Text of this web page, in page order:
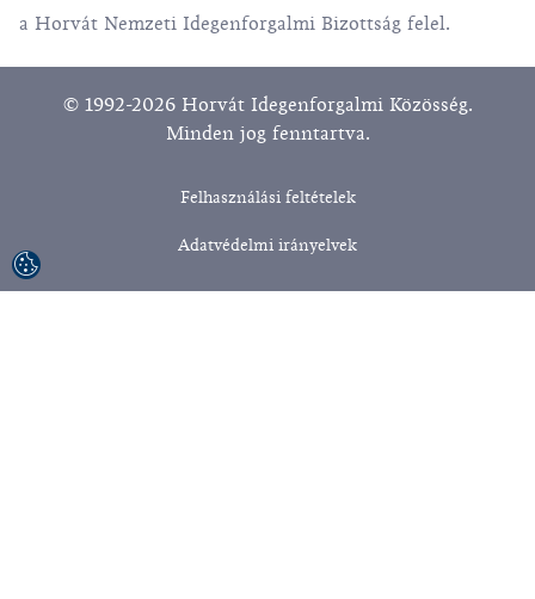
a Horvát Nemzeti Idegenforgalmi Bizottság felel.
© 1992-2026 Horvát Idegenforgalmi Közösség.
Minden jog fenntartva.
Felhasználási feltételek
Adatvédelmi irányelvek